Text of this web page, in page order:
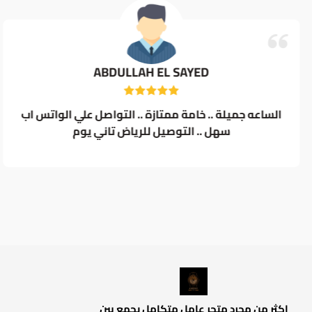
ABDULLAH EL SAYED
الساعه جميلة .. خامة ممتازة .. التواصل علي الواتس اب
سهل .. التوصيل للرياض تاني يوم